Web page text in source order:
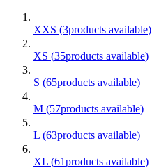
XXS (3products available)
XS (35products available)
S (65products available)
M (57products available)
L (63products available)
XL (61products available)